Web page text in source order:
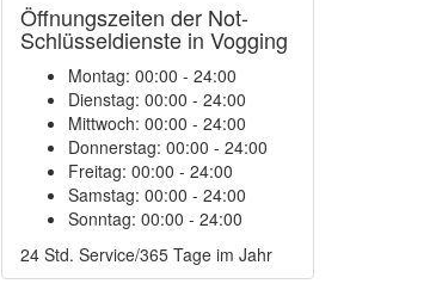
Öffnungszeiten der Not-
Schlüsseldienste in Vogging
Montag: 00:00 - 24:00
Dienstag: 00:00 - 24:00
Mittwoch: 00:00 - 24:00
Donnerstag: 00:00 - 24:00
Freitag: 00:00 - 24:00
Samstag: 00:00 - 24:00
Sonntag: 00:00 - 24:00
24 Std. Service/365 Tage im Jahr